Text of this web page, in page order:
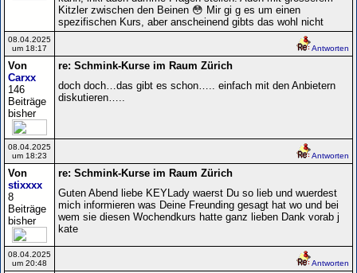
Kitzler zwischen den Beinen 😳 Mir gi g es um einen
spezifischen Kurs, aber anscheinend gibts das wohl nicht
08.04.2025
um 18:17
Antworten
Von
Carxx
146
Beiträge
bisher
re: Schmink-Kurse im Raum Zürich
doch doch…das gibt es schon….. einfach mit den Anbietern
diskutieren…..
08.04.2025
um 18:23
Antworten
Von
stixxxx
8
Beiträge
bisher
re: Schmink-Kurse im Raum Zürich
Guten Abend liebe KEYLady waerst Du so lieb und wuerdest
mich informieren was Deine Freunding gesagt hat wo und bei
wem sie diesen Wochendkurs hatte ganz lieben Dank vorab j
kate
08.04.2025
um 20:48
Antworten